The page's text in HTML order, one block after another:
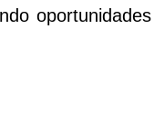
oportunidades